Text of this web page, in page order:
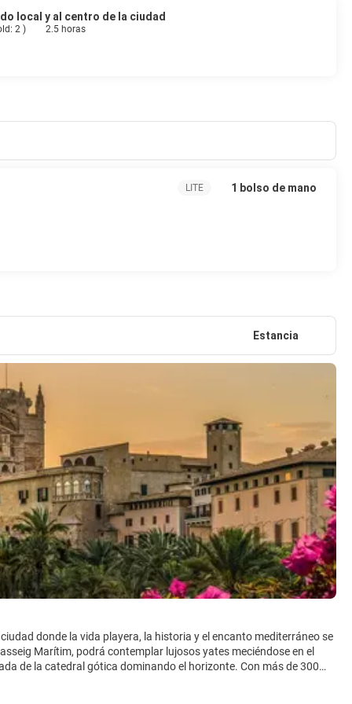
local y al centro de la ciudad
2 ) 2.5 horas
LITE 1 bolso de mano
Estancia
donde la vida playera, la historia y el encanto mediterráneo se
Marítim, podrá contemplar lujosos yates meciéndose en el
de la catedral gótica dominando el horizonte. Con más de 300